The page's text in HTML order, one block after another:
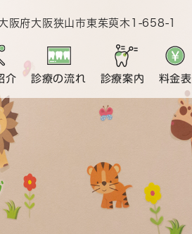
阪府大阪狭山市東茱萸木1-658-1
介 診療の流れ 診療案内 料金表